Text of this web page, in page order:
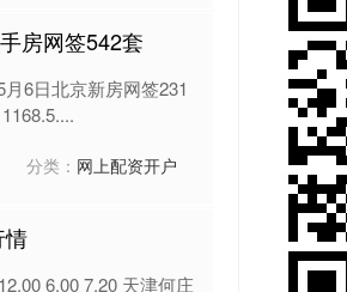
房网签542套
6日北京新房网签231
分类： 网上配资开户
情
6.00 7.20 天津何庄